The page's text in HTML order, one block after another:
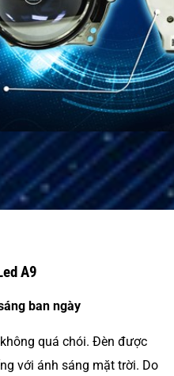
A9
ban ngày
quá chói. Đèn được
với ánh sáng mặt trời. Do